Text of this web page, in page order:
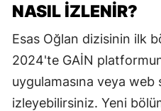
NASIL İZLENIR?
Esas Oğlan dizisinin ilk
2024'te GAİN
uygulamasına veya
izleyebilirsiniz. Yeni